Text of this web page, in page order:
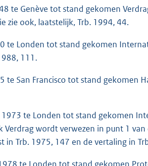
te Genève tot stand gekomen
zie ook, laatstelijk, Trb. 1994, 44.
te Londen tot stand gekomen
111.
te San Francisco tot stand gekomen
te Londen tot stand gekomen
Verdrag wordt verwezen in punt 1
in Trb. 1975, 147 en de vertaling in